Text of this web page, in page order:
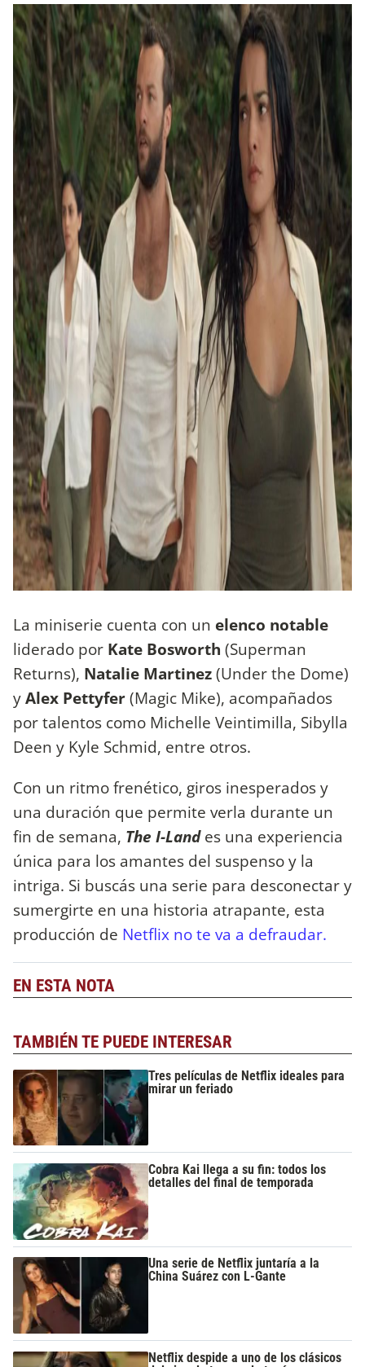
La miniserie cuenta con un elenco notable
liderado por Kate Bosworth (Superman
Returns), Natalie Martinez(Under the Dome)
yAlex Pettyfer(Magic Mike), acompañados
por talentos como Michelle Veintimilla, Sibylla
Deen y Kyle Schmid, entre otros.
Con un ritmo frenético, giros inesperados y
una duración que permite verla durante un
fin de semana, The I-Landes una experiencia
única para los amantes del suspenso y la
intriga. Si buscás una serie para desconectar y
sumergirte en una historia atrapante, esta
producción de Netflix no te va a defraudar.
EN ESTA NOTA
TAMBIÉN TE PUEDE INTERESAR
Tres películas de Netflix ideales para
mirar un feriado
Cobra Kai llega a su fin: todos los
detalles del final de temporada
Una serie de Netflix juntaría a la
China Suárez con L-Gante
Netflix despide a uno de los clásicos